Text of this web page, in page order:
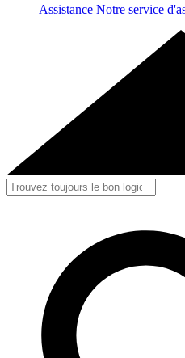
Assistance Notre service